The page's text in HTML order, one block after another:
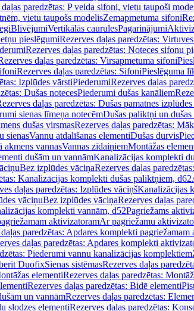
paredzētas: P veida sifoni, vietu taupoši
vietu taupošs modelisZemapmetuma sifoni
BlīvējumiVertikālās caurulesPagarinājumi
pieslēgumiRezerves daļas paredzētas:
Rezerves daļas paredzētas: Noteces sifonu
daļas paredzētas: Virsapmetuma sifoni
Rezerves daļas paredzētas: SifoniPieslēguma
Izplūdes vārstiPiederumiRezerves daļas
Dušas notecesPiederumi dušas kanāliem
daļas paredzētas: Dušas pamatnes
sienas līmeņa notecēmDušas paliktņi un dušas
dušas virsmasRezerves daļas paredzētas:
sienasVannu atdalīšanas elementiDušas durvis
akmens vannasVannas zīdaiņiemMontāžas
dušām un vannāmKanalizācijas komplekti
Bez izplūdes vāciņaRezerves daļas
Kanalizācijas komplekti dušas paliktņiem, d62
daļas paredzētas: Izplūdes vāciņšKanalizācijas
vāciņuBez izplūdes vāciņaRezerves daļas
komplekti vannām, d52Pagriežams
aktivizatoramAr pagriežamu
paredzētas: Apdares komplekti
daļas paredzētas: Apdares komplekti
Piederumi vannu kanalizācijas komplektiem
DuofixSienas sistēmasRezerves daļas
elementiRezerves daļas paredzētas:
Rezerves daļas paredzētas: Bidē elementi
un vannāmRezerves daļas paredzētas:
slodzes elementiRezerves daļas paredzētas: